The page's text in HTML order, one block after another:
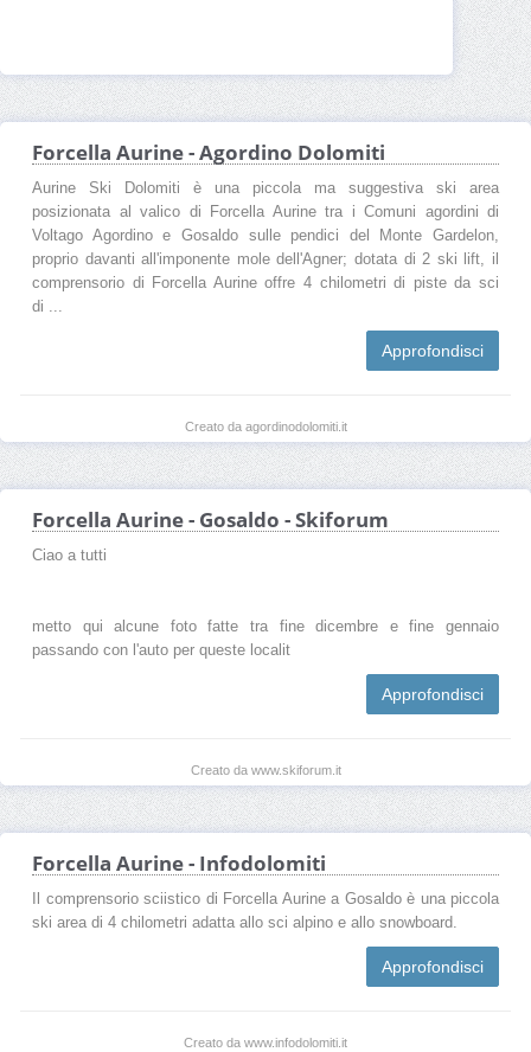
Forcella Aurine - Agordino Dolomiti
Aurine Ski Dolomiti è una piccola ma suggestiva ski area
posizionata al valico di Forcella Aurine tra i Comuni agordini di
Voltago Agordino e Gosaldo sulle pendici del Monte Gardelon,
proprio davanti all'imponente mole dell'Agner; dotata di 2 ski lift, il
comprensorio di Forcella Aurine offre 4 chilometri di piste da sci
di ...
Approfondisci
Creato da agordinodolomiti.it
Forcella Aurine - Gosaldo - Skiforum
Ciao a tutti
metto qui alcune foto fatte tra fine dicembre e fine gennaio
passando con l'auto per queste localit
Approfondisci
Creato da www.skiforum.it
Forcella Aurine - Infodolomiti
Il comprensorio sciistico di Forcella Aurine a Gosaldo è una piccola
ski area di 4 chilometri adatta allo sci alpino e allo snowboard.
Approfondisci
Creato da www.infodolomiti.it